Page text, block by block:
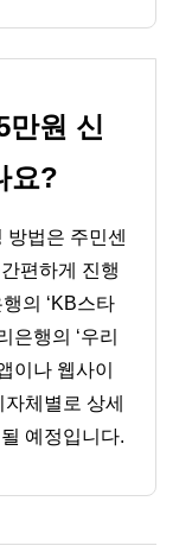
만원 신
요?
방법은 주민센
편하게 진행
의 ‘KB스타
은행의 ‘우리
이나 웹사이
체별로 상세
예정입니다.